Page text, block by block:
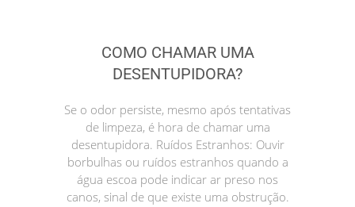
COMO CHAMAR UMA
DESENTUPIDORA?
Se o odor persiste, mesmo após tentativas
de limpeza, é hora de chamar uma
desentupidora. Ruídos Estranhos: Ouvir
borbulhas ou ruídos estranhos quando a
água escoa pode indicar ar preso nos
canos, sinal de que existe uma obstrução.